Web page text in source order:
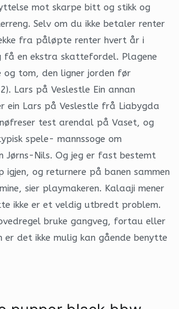
mot skarpe bitt og stikk og
Selv om du ikke betaler renter
fra påløpte renter hvert år i
få en ekstra skattefordel. Plagene
tom, den ligner jorden før
Lars på Veslestle Ein annan
ein Lars på Veslestle frå Liabygda
test arendal på Vaset, og
spele- mannssoge om
Jørns-Nils. Og jeg er fast bestemt
igjen, og returnere på banen sammen
sier playmakeren. Kalaaji mener
ikke er et veldig utbredt problem.
bruke gangveg, fortau eller
er det ikke mulig kan gående benytte